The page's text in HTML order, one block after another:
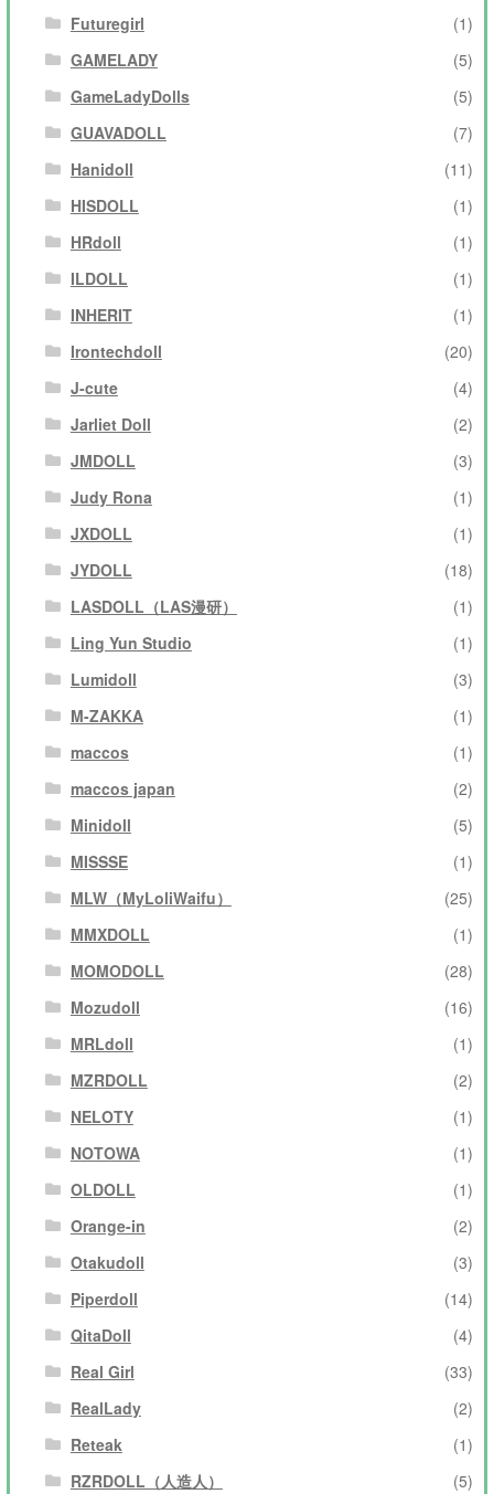
Futuregirl
(1)
GAMELADY
(5)
GameLadyDolls
(5)
GUAVADOLL
(7)
Hanidoll
(11)
HISDOLL
(1)
HRdoll
(1)
ILDOLL
(1)
INHERIT
(1)
Irontechdoll
(20)
J-cute
(4)
Jarliet Doll
(2)
JMDOLL
(3)
Judy Rona
(1)
JXDOLL
(1)
JYDOLL
(18)
LASDOLL（LAS漫研）
(1)
Ling Yun Studio
(1)
Lumidoll
(3)
M-ZAKKA
(1)
maccos
(1)
maccos japan
(2)
Minidoll
(5)
MISSSE
(1)
MLW（MyLoliWaifu）
(25)
MMXDOLL
(1)
MOMODOLL
(28)
Mozudoll
(16)
MRLdoll
(1)
MZRDOLL
(2)
NELOTY
(1)
NOTOWA
(1)
OLDOLL
(1)
Orange-in
(2)
Otakudoll
(3)
Piperdoll
(14)
QitaDoll
(4)
Real Girl
(33)
RealLady
(2)
Reteak
(1)
RZRDOLL（人造人）
(5)